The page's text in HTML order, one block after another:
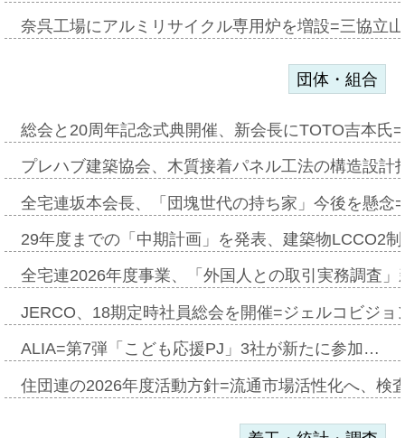
奈呉工場にアルミリサイクル専用炉を増設=三協立
団体・組合
総会と20周年記念式典開催、新会長にTOTO吉本氏
プレハブ建築協会、木質接着パネル工法の構造設
全宅連坂本会長、「団塊世代の持ち家」今後を懸
29年度までの「中期計画」を発表、建築物LCCO2
全宅連2026年度事業、「外国人との取引実務調査
JERCO、18期定時社員総会を開催=ジェルコビジ
ALIA=第7弾「こども応援PJ」3社が新たに参加…
住団連の2026年度活動方針=流通市場活性化へ、検